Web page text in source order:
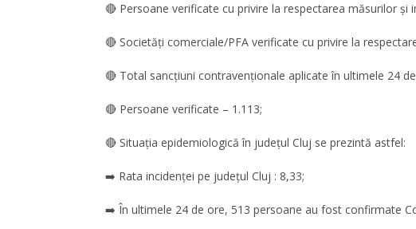
🔴 Persoane verificate cu privire la respectarea măsurilor și
🔴 Societăți comerciale/PFA verificate cu privire la
🔴 Total sancțiuni contravenționale aplicate în ultimele 24
🔴 Persoane verificate – 1.113;
🔴 Situația epidemiologică în județul Cluj se prezintă astfel:
➡️ Rata incidenței pe județul Cluj : 8,33;
➡️ În ultimele 24 de ore, 513 persoane au fost confirmate